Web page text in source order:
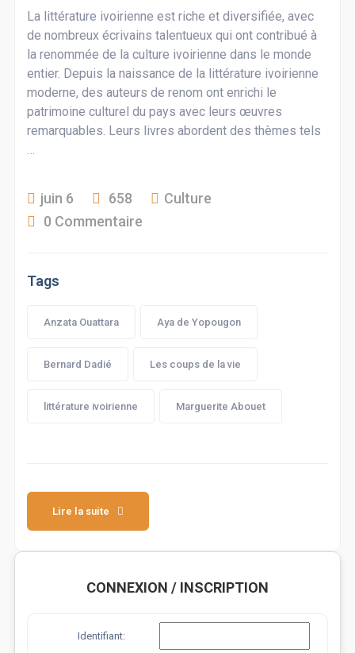
La littérature ivoirienne est riche et diversifiée, avec
de nombreux écrivains talentueux qui ont contribué à
la renommée de la culture ivoirienne dans le monde
entier. Depuis la naissance de la littérature ivoirienne
moderne, des auteurs de renom ont enrichi le
patrimoine culturel du pays avec leurs œuvres
remarquables. Leurs livres abordent des thèmes tels
…
juin 6 658
Culture
0 Commentaire
Tags
Anzata Ouattara Aya de Yopougon
Bernard Dadié Les coups de la vie
littérature ivoirienne Marguerite Abouet
Lire la suite
CONNEXION / INSCRIPTION
Identifiant: